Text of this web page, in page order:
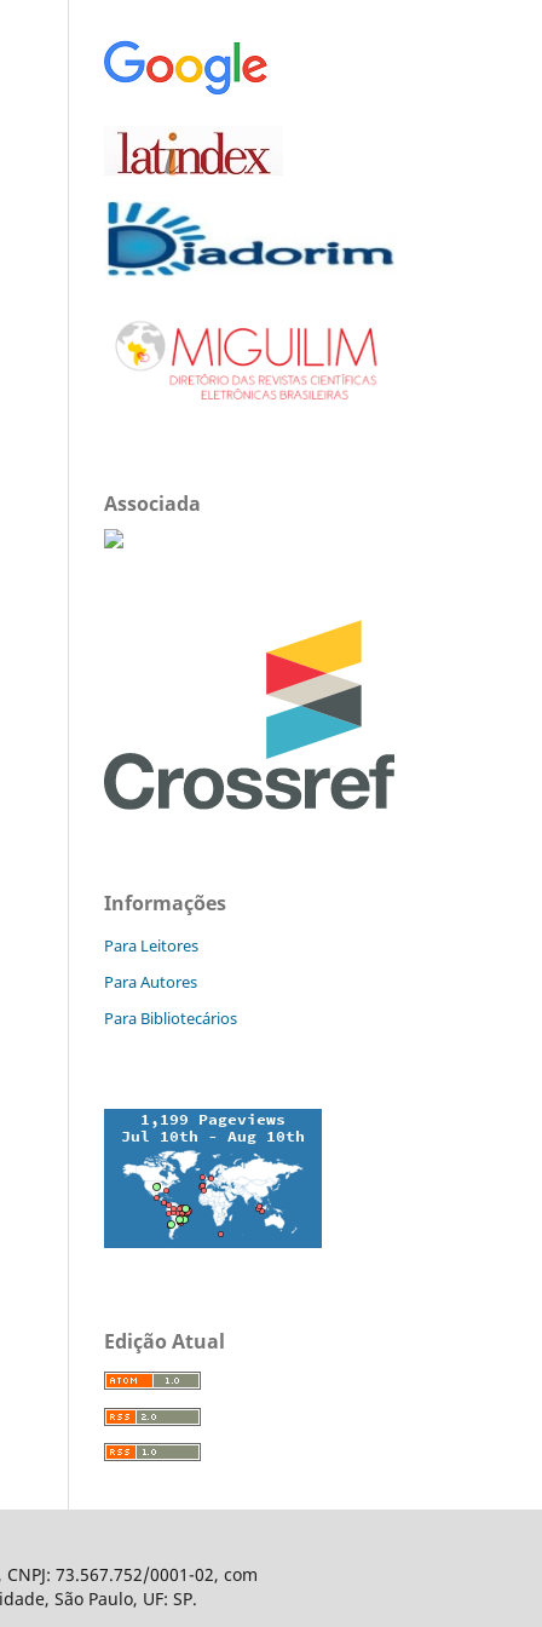
Associada
Informações
Para Leitores
Para Autores
Para Bibliotecários
Edição Atual
73.567.752/0001-02, com
São Paulo, UF: SP.